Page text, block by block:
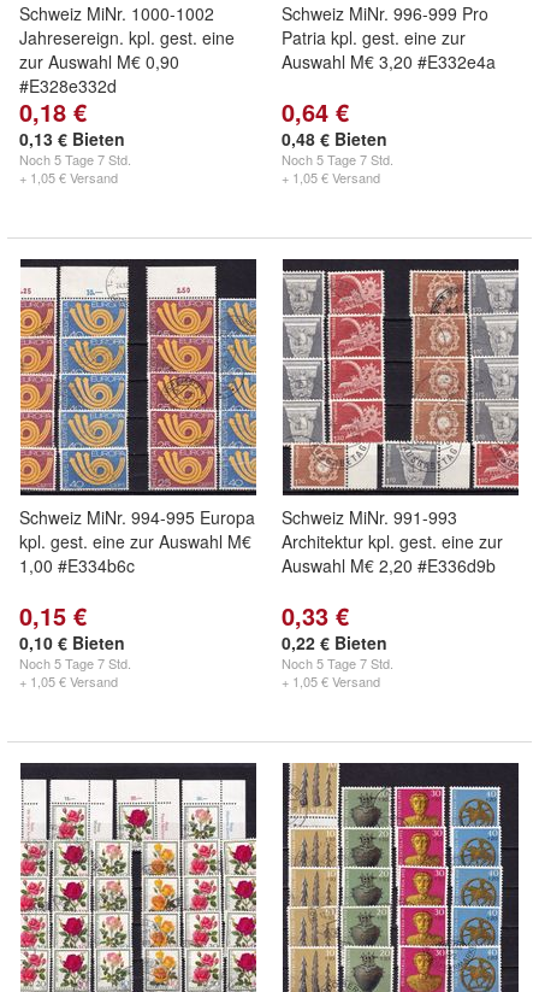
Schweiz MiNr. 1000-1002
Jahresereign. kpl. gest. eine
zur Auswahl M€ 0,90
#E328e332d
0,18 €
0,13 € Bieten
Noch5 Tage 7 Std.
+ 1,05 € Versand
Schweiz MiNr. 996-999 Pro
Patria kpl. gest. eine zur
Auswahl M€ 3,20 #E332e4a
0,64 €
0,48 € Bieten
Noch5 Tage 7 Std.
+ 1,05 € Versand
Schweiz MiNr. 994-995 Europa
kpl. gest. eine zur Auswahl M€
1,00 #E334b6c
0,15 €
0,10 € Bieten
Noch5 Tage 7 Std.
+ 1,05 € Versand
Schweiz MiNr. 991-993
Architektur kpl. gest. eine zur
Auswahl M€ 2,20 #E336d9b
0,33 €
0,22 € Bieten
Noch5 Tage 7 Std.
+ 1,05 € Versand